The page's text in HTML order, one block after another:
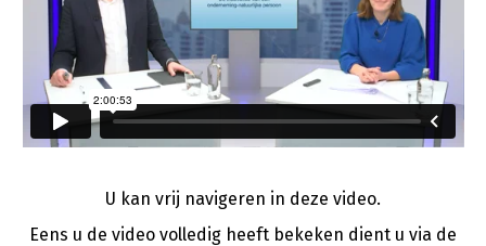
U kan vrij navigeren in deze video.
Eens u de video volledig heeft bekeken dient u via de